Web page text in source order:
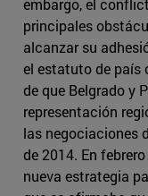
embargo, el
principales
alcanzar su
el estatuto de país
de que Belgrado y
representación
las negociaciones
de 2014. En
nueva estrategia